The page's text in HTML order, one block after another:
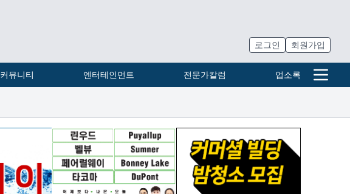
로그인 회원가입
커뮤니티 엔터테인먼트 전문가칼럼 업소록